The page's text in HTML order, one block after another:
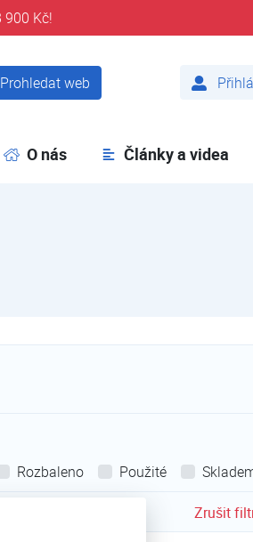
Kč!
Prohledat web
O nás Články a videa
Rozbaleno Použité
Zrušit